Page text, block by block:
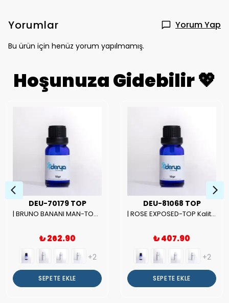
Yorumlar Yorum Yap
Bu ürün için henüz yorum yapılmamış.
Hoşunuza Gidebilir 💖
DEU-70179 TOP
| BRUNO BANANI MAN-TOP Kalite Erkek Parfüm Esansı.|
₺ 262.90
+2
SEPETE EKLE
DEU-81068 TOP
| ROSE EXPOSED-TOP Kalite Unısex Parfüm Esansı.|
₺ 407.90
+2
SEPETE EKLE